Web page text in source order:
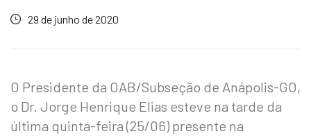
29 de junho de 2020
O Presidente da OAB/Subseção de Anápolis-GO,
o Dr. Jorge Henrique Elias esteve na tarde da
última quinta-feira (25/06) presente na